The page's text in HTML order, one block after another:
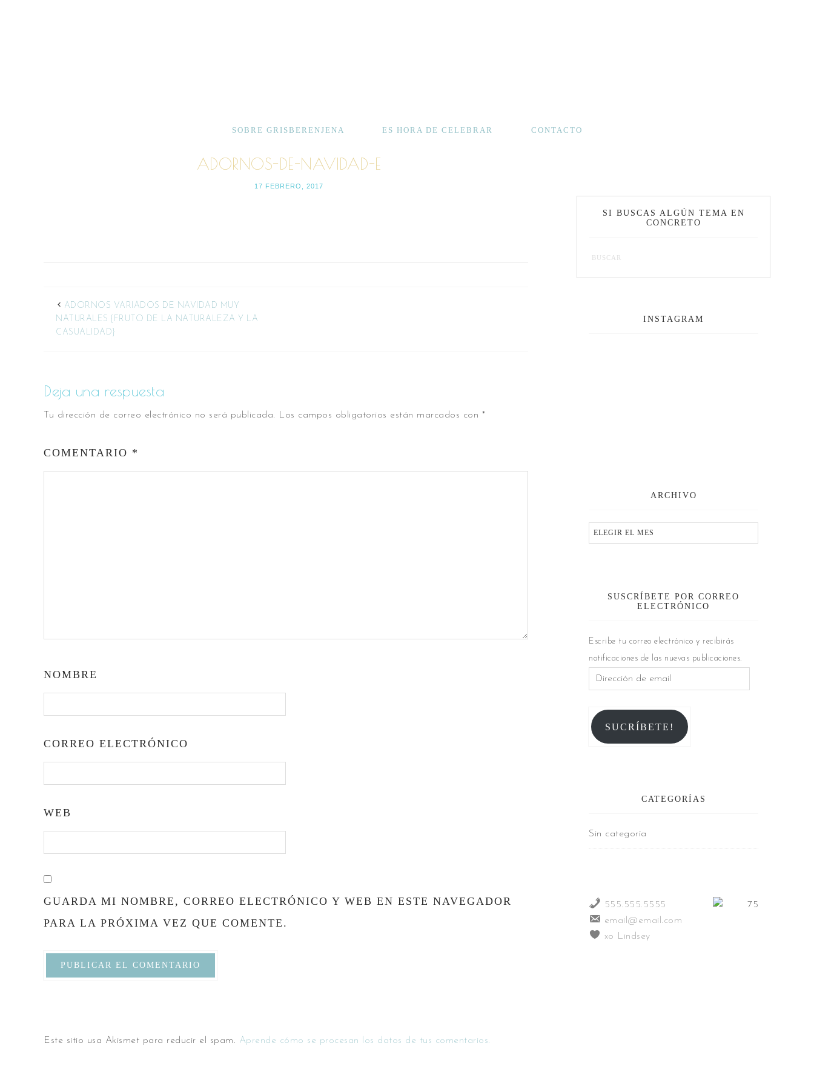
SOBRE GRISBERENJENA ES HORA DE CELEBRAR CONTACTO
ADORNOS-DE-NAVIDAD-E
17 FEBRERO, 2017
ADORNOS VARIADOS DE NAVIDAD MUY
NATURALES {FRUTO DE LA NATURALEZA Y LA
CASUALIDAD}
Deja una respuesta
Tu dirección de correo electrónico no será publicada. Los campos obligatorios están marcados con *
COMENTARIO *
NOMBRE
CORREO ELECTRÓNICO
WEB
GUARDA MI NOMBRE, CORREO ELECTRÓNICO Y WEB EN ESTE NAVEGADOR
PARA LA PRÓXIMA VEZ QUE COMENTE.
Este sitio usa Akismet para reducir el spam. Aprende cómo se procesan los datos de tus comentarios.
SI BUSCAS ALGÚN TEMA EN
CONCRETO
INSTAGRAM
ARCHIVO
SUSCRÍBETE POR CORREO
ELECTRÓNICO
Escribe tu correo electrónico y recibirás
notificaciones de las nuevas publicaciones.
SUCRÍBETE!
CATEGORÍAS
Sin categoría
555.555.5555
email@email.com
xo Lindsey